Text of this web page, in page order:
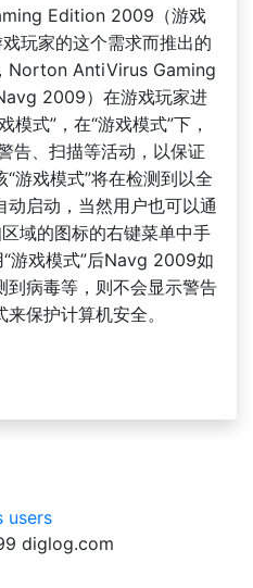
Edition 2009（游戏
玩家的这个需求而推出的
Norton AntiVirus Gaming
2009）在游戏玩家进
式”，在“游戏模式”下，
告、扫描等活动，以保证
游戏模式”将在检测到以全
动启动，当然用户也可以通
域的图标的右键菜单中手
游戏模式”后Navg 2009如
到病毒等，则不会显示警告
保护计算机安全。
users
diglog.com